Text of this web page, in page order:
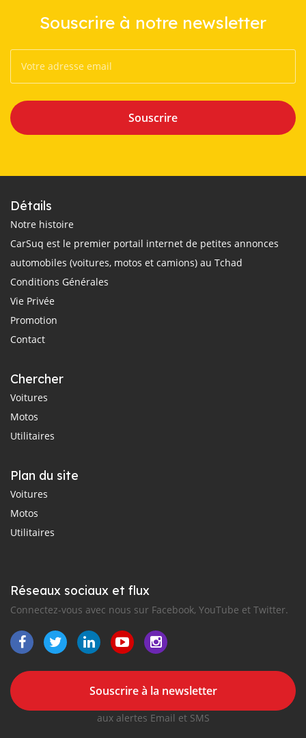
Souscrire à notre newsletter
Souscrire
Détails
Notre histoire
CarSuq est le premier portail internet de petites annonces
automobiles (voitures, motos et camions) au Tchad
Conditions Générales
Vie Privée
Promotion
Contact
Chercher
Voitures
Motos
Utilitaires
Plan du site
Voitures
Motos
Utilitaires
Réseaux sociaux et flux
Connectez-vous avec nous sur Facebook, YouTube et Twitter.
Souscrire à la newsletter
aux alertes Email et SMS